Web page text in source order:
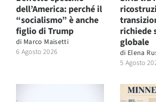
dell’America: perché il
“socialismo” è anche
figlio di Trump
di Marco Maisetti
6 Agosto 2026
richiede
globale
di Elena
5 Agosto